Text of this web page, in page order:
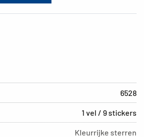
6528
1 vel / 9 stickers
Kleurrijke sterren